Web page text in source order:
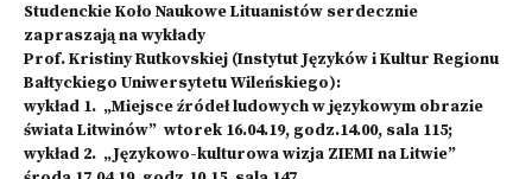
Studenckie Koło Naukowe Lituanistów serdecznie
zapraszają na wykłady
Prof. Kristiny Rutkovskiej (Instytut Języków i Kultur Regionu
Bałtyckiego Uniwersytetu Wileńskiego):
wykład 1. „Miejsce źródeł ludowych w językowym obrazie
świata Litwinów” wtorek 16.04.19, godz.14.00, sala 115;
wykład 2. „Językowo-kulturowa wizja ZIEMI na Litwie”